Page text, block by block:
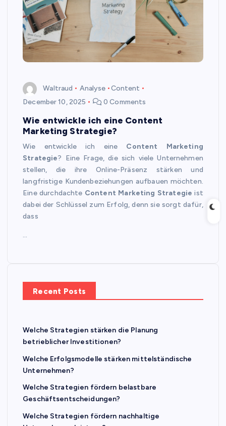
Waltraud Analyse
Content
December 10, 2025
0 Comments
Wie entwickle ich eine Content
Marketing Strategie?
Wie entwickle ich eine Content Marketing
Strategie? Eine Frage, die sich viele Unternehmen
stellen, die ihre Online-Präsenz stärken und
langfristige Kundenbeziehungen aufbauen möchten.
Eine durchdachte Content Marketing Strategie ist
dabei der Schlüssel zum Erfolg, denn sie sorgt dafür,
dass
…
Recent Posts
Welche Strategien stärken die Planung
betrieblicher Investitionen?
Welche Erfolgsmodelle stärken mittelständische
Unternehmen?
Welche Strategien fördern belastbare
Geschäftsentscheidungen?
Welche Strategien fördern nachhaltige